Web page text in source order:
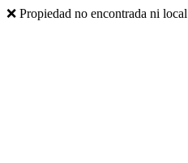
❌ Propiedad no encontrada ni